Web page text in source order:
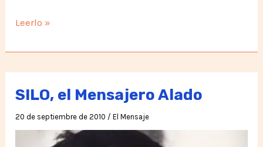
SILO
presente
que
nunca
Leerlo »
SILO, el Mensajero Alado
20 de septiembre de 2010 /El Mensaje